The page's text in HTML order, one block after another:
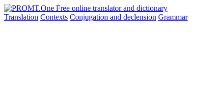
Translation Contexts Conjugation and declension Grammar